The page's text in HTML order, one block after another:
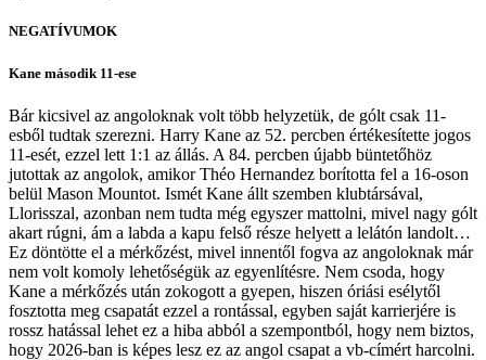
NEGATÍVUMOK
Kane második 11-ese
Bár kicsivel az angoloknak volt több helyzetük, de gólt csak 11-
esből tudtak szerezni. Harry Kane az 52. percben értékesítette jogos
11-esét, ezzel lett 1:1 az állás. A 84. percben újabb büntetőhöz
jutottak az angolok, amikor Théo Hernandez borította fel a 16-oson
belül Mason Mountot. Ismét Kane állt szemben klubtársával,
Llorisszal, azonban nem tudta még egyszer mattolni, mivel nagy gólt
akart rúgni, ám a labda a kapu felső része helyett a lelátón landolt…
Ez döntötte el a mérkőzést, mivel innentől fogva az angoloknak már
nem volt komoly lehetőségük az egyenlítésre. Nem csoda, hogy
Kane a mérkőzés után zokogott a gyepen, hiszen óriási esélytől
fosztotta meg csapatát ezzel a rontással, egyben saját karrierjére is
rossz hatással lehet ez a hiba abból a szempontból, hogy nem biztos,
hogy 2026-ban is képes lesz ez az angol csapat a vb-címért harcolni.